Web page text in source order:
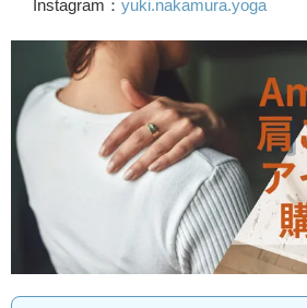
Instagram： yuki.nakamura.yoga